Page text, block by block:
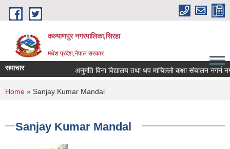
Skip to main content
कल्याणपुर नगरपालिका,सिरहा
मधेश प्रदेश,नेपाल सरकार
समाचार अनुमति विना विद्यालय तथा थप माचिल्लो कक्षा संचालन नगर्न
You are here
Home » Sanjay Kumar Mandal
Sanjay Kumar Mandal